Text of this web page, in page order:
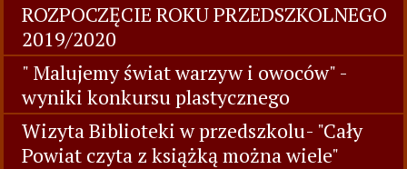
ROZPOCZĘCIE ROKU PRZEDSZKOLNEGO
2019/2020
" Malujemy świat warzyw i owoców" -
wyniki konkursu plastycznego
Wizyta Biblioteki w przedszkolu- "Cały
Powiat czyta z książką można wiele"